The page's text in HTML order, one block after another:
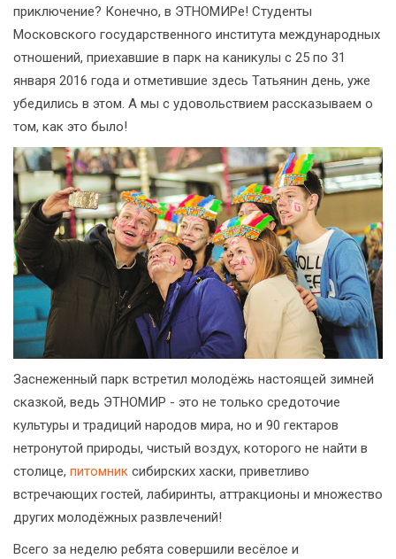
приключение? Конечно, в ЭТНОМИРе! Студенты
Московского государственного института международных
отношений, приехавшие в парк на каникулы с 25 по 31
января 2016 года и отметившие здесь Татьянин день, уже
убедились в этом. А мы с удовольствием рассказываем о
том, как это было!
Заснеженный парк встретил молодёжь настоящей зимней
сказкой, ведь ЭТНОМИР - это не только средоточие
культуры и традиций народов мира, но и 90 гектаров
нетронутой природы, чистый воздух, которого не найти в
столице, питомник сибирских хаски, приветливо
встречающих гостей, лабиринты, аттракционы и множество
других молодёжных развлечений!
Всего за неделю ребята совершили весёлое и